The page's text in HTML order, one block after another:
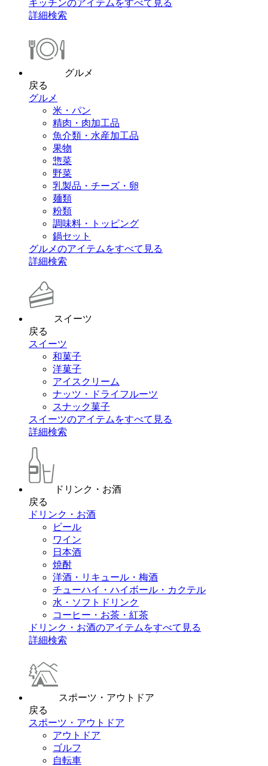
キッチンのアイテムをすべて見る
詳細検索
グルメ
戻る
グルメ
米・パン
精肉・肉加工品
魚介類・水産加工品
果物
惣菜
野菜
乳製品・チーズ・卵
麺類
粉類
調味料・トッピング
鍋セット
グルメのアイテムをすべて見る
詳細検索
スイーツ
戻る
スイーツ
和菓子
洋菓子
アイスクリーム
ナッツ・ドライフルーツ
スナック菓子
スイーツのアイテムをすべて見る
詳細検索
ドリンク・お酒
戻る
ドリンク・お酒
ビール
ワイン
日本酒
焼酎
洋酒・リキュール・梅酒
チューハイ・ハイボール・カクテル
水・ソフトドリンク
コーヒー・お茶・紅茶
ドリンク・お酒のアイテムをすべて見る
詳細検索
スポーツ・アウトドア
戻る
スポーツ・アウトドア
アウトドア
ゴルフ
自転車